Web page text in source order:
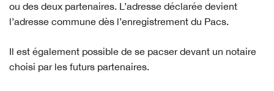
ou des deux partenaires. L’adresse déclarée devient
l’adresse commune dès l’enregistrement du Pacs.
Il est également possible de se pacser devant un notaire
choisi par les futurs partenaires.